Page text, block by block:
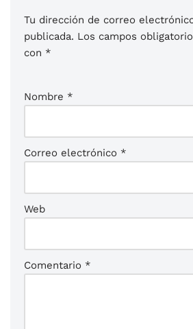
Tu dirección de correo
publicada. Los campos
con *
Nombre *
Correo electrónico *
Web
Comentario *